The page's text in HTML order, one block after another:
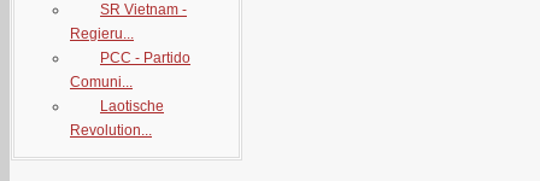
SR Vietnam -
Regieru...
PCC - Partido
Comuni...
Laotische
Revolution...